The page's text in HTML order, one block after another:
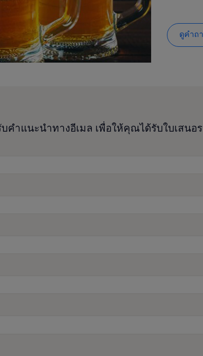
ดูคำถ
คำแนะนำทางอีเมล เพื่อให้คุณได้รับใบเสน